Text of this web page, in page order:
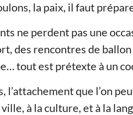
la paix, il faut
ne perdent pas une
des rencontres de
tout est prétexte à un
l’attachement que l’on
à la culture, et à la